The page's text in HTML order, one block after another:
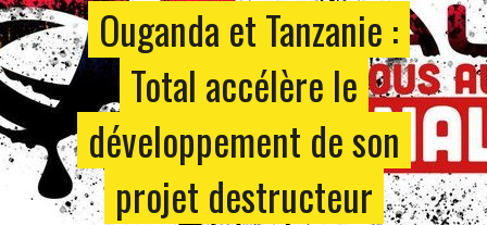
Ouganda et Tanzanie :
Total accélère le
développement de son
projet destructeur